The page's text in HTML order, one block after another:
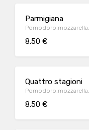
Parmigiana
8.50 €
Quattro stagioni
8.50 €